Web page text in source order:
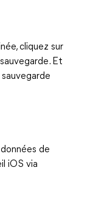
cliquez sur
Et
de
iOS via